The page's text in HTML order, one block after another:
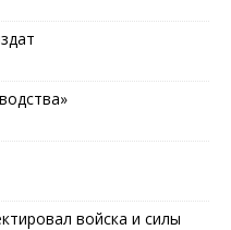
войска и силы